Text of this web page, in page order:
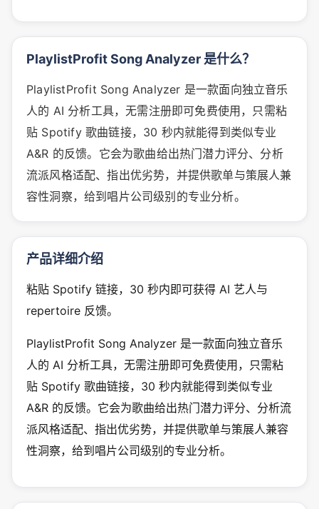
PlaylistProfit Song Analyzer 是什么？
PlaylistProfit Song Analyzer 是一款面向独立音乐
人的 AI 分析工具，无需注册即可免费使用，只需粘
贴 Spotify 歌曲链接，30 秒内就能得到类似专业
A&R 的反馈。它会为歌曲给出热门潜力评分、分析
流派风格适配、指出优劣势，并提供歌单与策展人兼
容性洞察，给到唱片公司级别的专业分析。
产品详细介绍
粘贴 Spotify 链接，30 秒内即可获得 AI 艺人与
repertoire 反馈。
PlaylistProfit Song Analyzer 是一款面向独立音乐
人的 AI 分析工具，无需注册即可免费使用，只需粘
贴 Spotify 歌曲链接，30 秒内就能得到类似专业
A&R 的反馈。它会为歌曲给出热门潜力评分、分析流
派风格适配、指出优劣势，并提供歌单与策展人兼容
性洞察，给到唱片公司级别的专业分析。